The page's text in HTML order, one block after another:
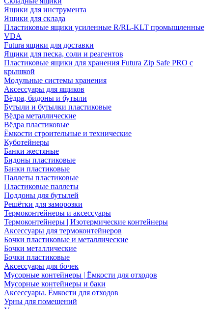
Ящики для инструмента
Ящики для склада
Пластиковые ящики усиленные R/RL-KLT промышленные
VDA
Futura ящики для доставки
Ящики для песка, соли и реагентов
Пластиковые ящики для хранения Futura Zip Safe PRO с
крышкой
Модульные системы хранения
Аксессуары для ящиков
Вёдра, бидоны и бутыли
Бутыли и бутылки пластиковые
Вёдра металлические
Вёдра пластиковые
Ёмкости строительные и технические
Куботейнеры
Банки жестяные
Бидоны пластиковые
Банки пластиковые
Паллеты пластиковые
Пластиковые паллеты
Поддоны для бутылей
Решётки для заморозки
Термоконтейнеры и аксессуары
Термоконтейнеры | Изотермические контейнеры
Аксессуары для термоконтейнеров
Бочки пластиковые и металлические
Бочки металлические
Бочки пластиковые
Аксессуары для бочек
Мусорные контейнеры | Ёмкости для отходов
Мусорные контейнеры и баки
Аксессуары. Ёмкости для отходов
Урны для помещений